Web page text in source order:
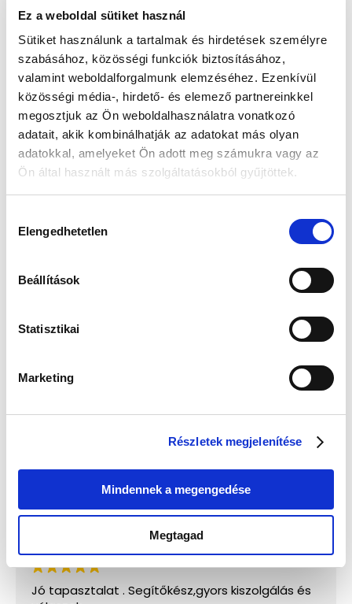
Ez a weboldal sütiket használ
Sütiket használunk a tartalmak és hirdetések személyre
szabásához, közösségi funkciók biztosításához,
valamint weboldalforgalmunk elemzéséhez. Ezenkívül
közösségi média-, hirdető- és elemező partnereinkkel
megosztjuk az Ön weboldalhasználatra vonatkozó
adatait, akik kombinálhatják az adatokat más olyan
adatokkal, amelyeket Ön adott meg számukra vagy az
Ön által használt más szolgáltatásokból gyűjtöttek.
kiválasztása
Elengedhetetlen
Beállítások
Statisztikai
Marketing
Részletek megjelenítése
Mindennek a megengedése
Megtagad
📦 Ha most rendelsz, a szállítás várható napja:
Készleten:RAKTÁRON
95 990 Ft 79 990 Ft
Az elmúlt 30 nap legjobb ára: 79 990 Ft
1-2 munkanap Fizetés